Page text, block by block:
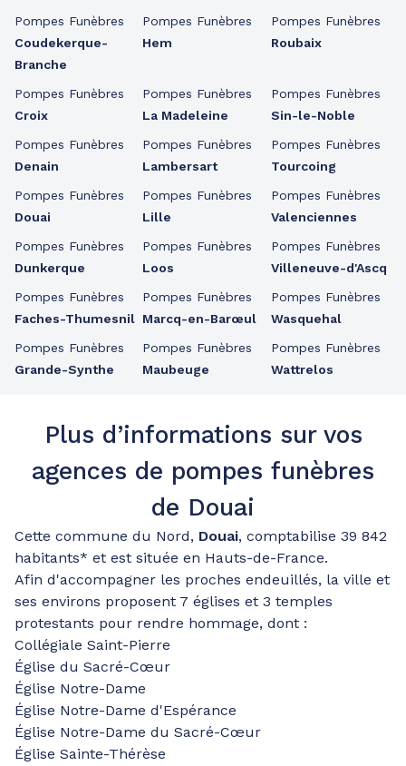
Pompes Funèbres
Coudekerque-
Branche
Pompes Funèbres
Croix
Pompes Funèbres
Denain
Pompes Funèbres
Douai
Pompes Funèbres
Dunkerque
Pompes Funèbres
Faches-Thumesnil
Pompes Funèbres
Grande-Synthe
Pompes Funèbres
Hem
Pompes Funèbres
La Madeleine
Pompes Funèbres
Lambersart
Pompes Funèbres
Lille
Pompes Funèbres
Loos
Pompes Funèbres
Marcq-en-Barœul
Pompes Funèbres
Maubeuge
Pompes Funèbres
Roubaix
Pompes Funèbres
Sin-le-Noble
Pompes Funèbres
Tourcoing
Pompes Funèbres
Valenciennes
Pompes Funèbres
Villeneuve-d'Ascq
Pompes Funèbres
Wasquehal
Pompes Funèbres
Wattrelos
Plus d’informations sur vos
agences de pompes funèbres
de Douai
Cette commune du Nord, Douai, comptabilise 39 842
habitants* et est située en Hauts-de-France.
Afin d'accompagner les proches endeuillés, la ville et
ses environs proposent 7 églises et 3 temples
protestants pour rendre hommage, dont :
Collégiale Saint-Pierre
Église du Sacré-Cœur
Église Notre-Dame
Église Notre-Dame d'Espérance
Église Notre-Dame du Sacré-Cœur
Église Sainte-Thérèse